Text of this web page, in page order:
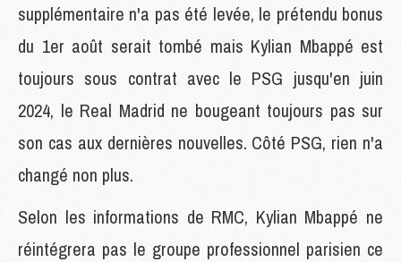
supplémentaire n'a pas été levée, le prétendu bonus
du 1er août serait tombé mais Kylian Mbappé est
toujours sous contrat avec le PSG jusqu'en juin
2024, le Real Madrid ne bougeant toujours pas sur
son cas aux dernières nouvelles. Côté PSG, rien n'a
changé non plus.
Selon les informations de RMC, Kylian Mbappé ne
réintégrera pas le groupe professionnel parisien ce